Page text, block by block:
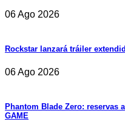
06 Ago 2026
Rockstar lanzará tráiler
06 Ago 2026
Phantom Blade Zero: reservas
GAME